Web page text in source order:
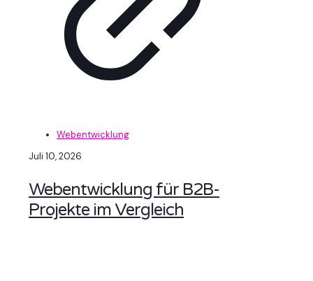
Webentwicklung
Juli 10, 2026
Webentwicklung für B2B-
Projekte im Vergleich